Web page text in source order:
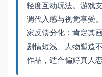
轻度互动玩法。游戏
调代入感与视觉享受
家反馈分化：肯定其
剧情短浅、人物塑造
作品，适合偏好真人